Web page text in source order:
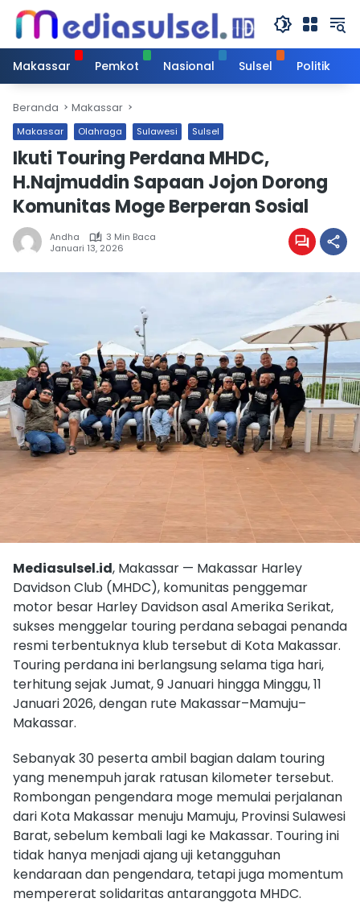
Langsung
konten
Makassar
Pemkot Nasional Sulsel Politik
Beranda Makassar
Makassar Olahraga Sulawesi Sulsel
Ikuti Touring Perdana MHDC,
H.Najmuddin Sapaan Jojon Dorong
Komunitas Moge Berperan Sosial
Andha
3 Min Baca
Januari 13, 2026
Mediasulsel.id, Makassar — Makassar Harley
Davidson Club (MHDC), komunitas penggemar
motor besar Harley Davidson asal Amerika Serikat,
sukses menggelar touring perdana sebagai penanda
resmi terbentuknya klub tersebut di Kota Makassar.
Touring perdana ini berlangsung selama tiga hari,
terhitung sejak Jumat, 9 Januari hingga Minggu, 11
Januari 2026, dengan rute Makassar–Mamuju–
Makassar.
Sebanyak 30 peserta ambil bagian dalam touring
yang menempuh jarak ratusan kilometer tersebut.
Rombongan pengendara moge memulai perjalanan
dari Kota Makassar menuju Mamuju, Provinsi Sulawesi
Barat, sebelum kembali lagi ke Makassar. Touring ini
tidak hanya menjadi ajang uji ketangguhan
kendaraan dan pengendara, tetapi juga momentum
mempererat solidaritas antaranggota MHDC.